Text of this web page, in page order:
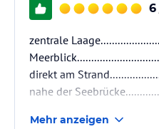
6
zentrale
direkt am
nahe der
Mehr anzeigen